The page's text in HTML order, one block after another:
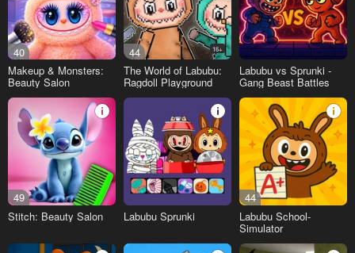
40
Makeup & Monsters:
Beauty Salon
44 16+
The World of Labubu:
Ragdoll Playground
Labubu vs Sprunki -
Gang Beast Battles
49
Stitch: Beauty Salon
Labubu Sprunki
44
Labubu School-
Simulator